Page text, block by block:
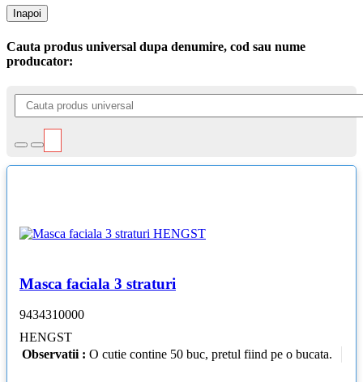
Inapoi
Cauta produs universal dupa denumire, cod sau nume
producator:
Masca faciala 3 straturi
9434310000
HENGST
Observatii : O cutie contine 50 buc, pretul fiind pe o bucata.